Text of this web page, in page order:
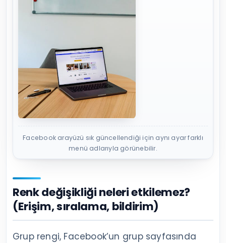
Facebook arayüzü sık güncellendiği için aynı ayar farklı
menü adlarıyla görünebilir.
Renk değişikliği neleri etkilemez?
(Erişim, sıralama, bildirim)
Grup rengi, Facebook’un grup sayfasında